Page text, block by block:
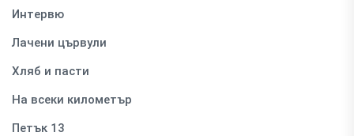
Интервю
Лачени цървули
Хляб и пасти
На всеки километър
Петък 13